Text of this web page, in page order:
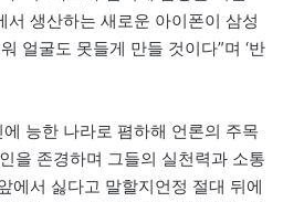
서 생산하는 새로운 아이폰이 삼성
얼굴도 못들게 만들 것이다”며 ‘반
능한 나라로 폄하해 언론의 주목
을 존경하며 그들의 실천력과 소통
에서 싫다고 말할지언정 절대 뒤에